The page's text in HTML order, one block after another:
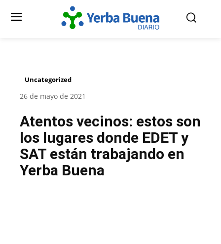
Uncategorized
26 de mayo de 2021
Atentos vecinos: estos son
los lugares donde EDET y
SAT están trabajando en
Yerba Buena